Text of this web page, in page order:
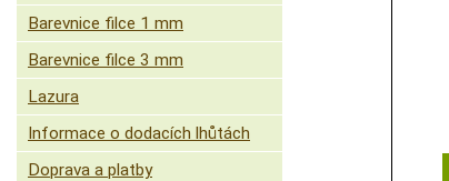
Barevnice filce 1 mm
Barevnice filce 3 mm
Lazura
Informace o dodacích lhůtách
Doprava a platby